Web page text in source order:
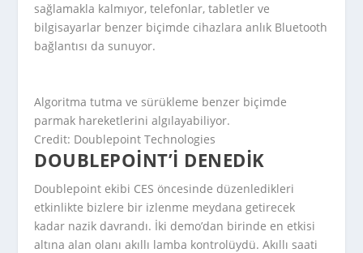
sağlamakla kalmıyor, telefonlar, tabletler ve
bilgisayarlar benzer biçimde cihazlara anlık Bluetooth
bağlantısı da sunuyor.
Algoritma tutma ve sürükleme benzer biçimde
parmak hareketlerini algılayabiliyor.
Credit: Doublepoint Technologies
DOUBLEPOINT’I DENEDIK
Doublepoint ekibi CES öncesinde düzenledikleri
etkinlikte bizlere bir izlenme meydana getirecek
kadar nazik davrandı. İki demo’dan birinde en etkisi
altına alan olanı akıllı lamba kontrolüydü. Akıllı saati